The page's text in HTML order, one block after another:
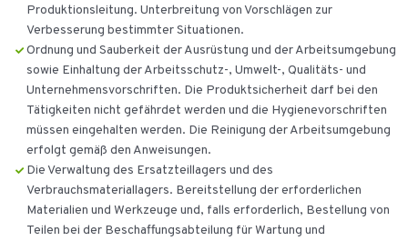
Produktionsleitung. Unterbreitung von Vorschlägen zur
Verbesserung bestimmter Situationen.
Ordnung und Sauberkeit der Ausrüstung und der Arbeitsumgebung
sowie Einhaltung der Arbeitsschutz-, Umwelt-, Qualitäts- und
Unternehmensvorschriften. Die Produktsicherheit darf bei den
Tätigkeiten nicht gefährdet werden und die Hygienevorschriften
müssen eingehalten werden. Die Reinigung der Arbeitsumgebung
erfolgt gemäß den Anweisungen.
Die Verwaltung des Ersatzteillagers und des
Verbrauchsmateriallagers. Bereitstellung der erforderlichen
Materialien und Werkzeuge und, falls erforderlich, Bestellung von
Teilen bei der Beschaffungsabteilung für Wartung und